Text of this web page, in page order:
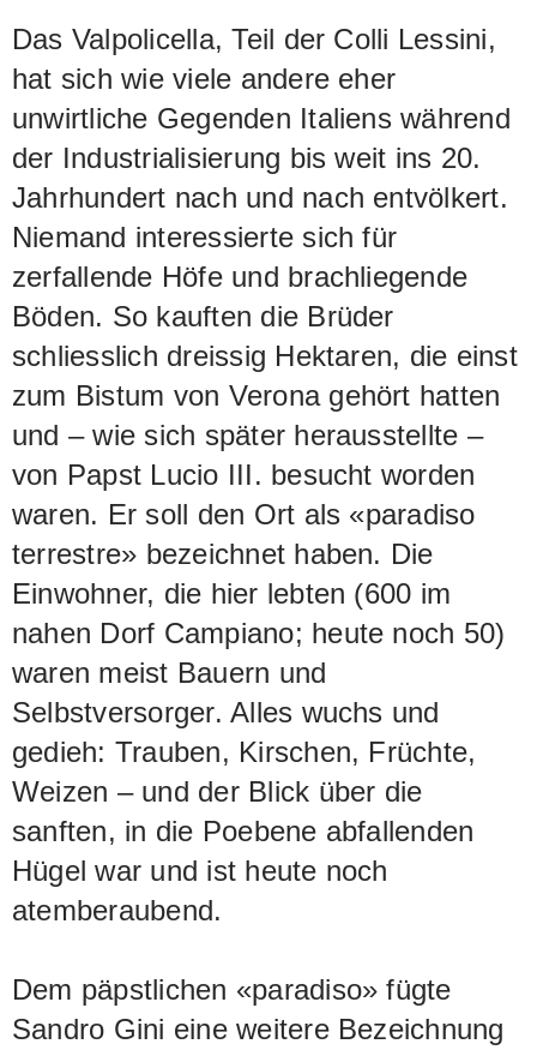
Das Valpolicella, Teil der Colli Lessini,
hat sich wie viele andere eher
unwirtliche Gegenden Italiens während
der Industrialisierung bis weit ins 20.
Jahrhundert nach und nach entvölkert.
Niemand interessierte sich für
zerfallende Höfe und brachliegende
Böden. So kauften die Brüder
schliesslich dreissig Hektaren, die einst
zum Bistum von Verona gehört hatten
und – wie sich später herausstellte –
von Papst Lucio III. besucht worden
waren. Er soll den Ort als «paradiso
terrestre» bezeichnet haben. Die
Einwohner, die hier lebten (600 im
nahen Dorf Campiano; heute noch 50)
waren meist Bauern und
Selbstversorger. Alles wuchs und
gedieh: Trauben, Kirschen, Früchte,
Weizen – und der Blick über die
sanften, in die Poebene abfallenden
Hügel war und ist heute noch
atemberaubend.
Dem päpstlichen «paradiso» fügte
Sandro Gini eine weitere Bezeichnung